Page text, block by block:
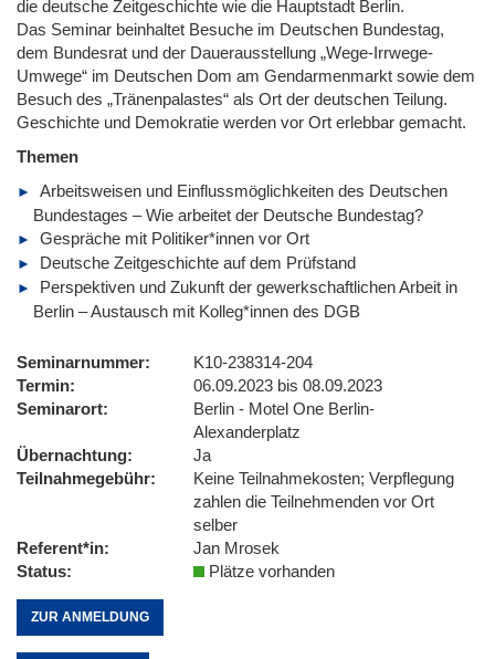
die deutsche Zeitgeschichte wie die Hauptstadt Berlin.
Das Seminar beinhaltet Besuche im Deutschen Bundestag,
dem Bundesrat und der Dauerausstellung „Wege-Irrwege-
Umwege“ im Deutschen Dom am Gendarmenmarkt sowie dem
Besuch des „Tränenpalastes“ als Ort der deutschen Teilung.
Geschichte und Demokratie werden vor Ort erlebbar gemacht.
Themen
Arbeitsweisen und Einflussmöglichkeiten des Deutschen
Bundestages – Wie arbeitet der Deutsche Bundestag?
Gespräche mit Politiker*innen vor Ort
Deutsche Zeitgeschichte auf dem Prüfstand
Perspektiven und Zukunft der gewerkschaftlichen Arbeit in
Berlin – Austausch mit Kolleg*innen des DGB
Seminarnummer
K10-238314-204
Termin
06.09.2023 bis 08.09.2023
Seminarort
Berlin - Motel One Berlin-
Alexanderplatz
Übernachtung
Ja
Teilnahmegebühr
Keine Teilnahmekosten; Verpflegung
zahlen die Teilnehmenden vor Ort
selber
Referent*in
Jan Mrosek
Status
Plätze vorhanden
ZUR ANMELDUNG